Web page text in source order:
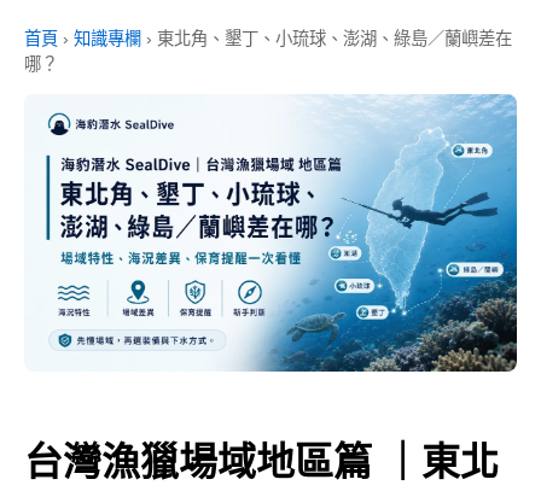
首頁 › 知識專欄 › 東北角、墾丁、小琉球、澎湖、綠島／蘭嶼差在
哪？
台灣漁獵場域地區篇 ｜東北